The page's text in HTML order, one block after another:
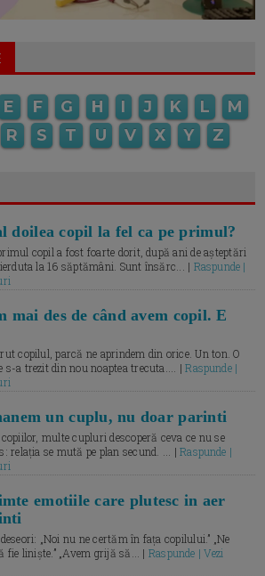
E F G H I J K L
M
R S T U V X Y Z
doilea copil la fel ca pe primul?
copil a fost foarte dorit, după ani de așteptări
la 16 săptămâni. Sunt însărc... | Raspunde |
mai des de când avem copil. E
copilul, parcă ne aprindem din orice. Un ton. O
s-a trezit din nou noaptea trecuta.... |Raspunde |
un cuplu, nu doar parinti
multe cupluri descoperă ceva ce nu se
relația se mută pe plan secund. ... |Raspunde |
emotiile care plutesc in aer
„Noi nu ne certăm în fața copilului.” „Ne
fie liniște.” „Avem grijă să... | Raspunde | Vezi